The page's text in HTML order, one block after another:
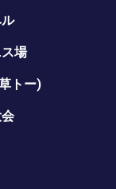
場
トー)